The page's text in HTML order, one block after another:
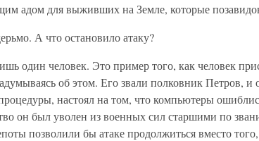
адом для выживших на Земле, которые
А что остановило атаку?
один человек. Это пример того, как человек
об этом. Его звали полковник Петров,
настоял на том, что компьютеры
он был уволен из военных сил старшими по
позволили бы атаке продолжиться вместо